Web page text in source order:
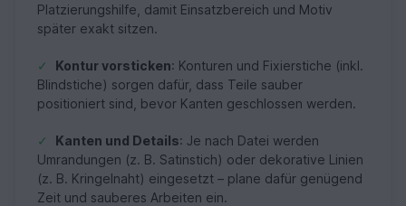
Platzierungshilfe, damit Einsatzbereich und Motiv
später exakt sitzen.
✓ Kontur vorsticken: Konturen und Fixierstiche (inkl.
Blindstiche) sorgen dafür, dass Teile sauber
positioniert sind, bevor Kanten geschlossen werden.
✓ Kanten und Details: Je nach Datei werden
Umrandungen (z. B. Satinstich) oder dekorative Linien
(z. B. Kringelnaht) eingesetzt – plane dafür genügend
Zeit und sauberes Arbeiten ein.